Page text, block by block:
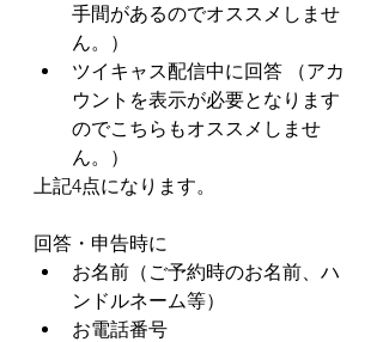
手間があるのでオススメしませ
ん。）
ツイキャス配信中に回答 （アカ
ウントを表示が必要となります
のでこちらもオススメしませ
ん。）
上記4点になります。
回答・申告時に
お名前（ご予約時のお名前、ハ
ンドルネーム等）
お電話番号